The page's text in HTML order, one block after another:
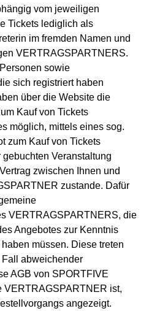
vom jeweiligen
Tickets lediglich als
im fremden Namen und
VERTRAGSPARTNERS.
sowie
sich registriert haben
über die Website die
Kauf von Tickets
möglich, mittels eines sog.
zum Kauf von Tickets
Veranstaltung
zwischen Ihnen und
zustande. Dafür
VERTRAGSPARTNERS, die
Angebotes zur Kenntnis
müssen. Diese treten
abweichender
AGB von SPORTFIVE
VERTRAGSPARTNER ist,
angezeigt.